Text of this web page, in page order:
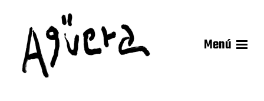
Menú